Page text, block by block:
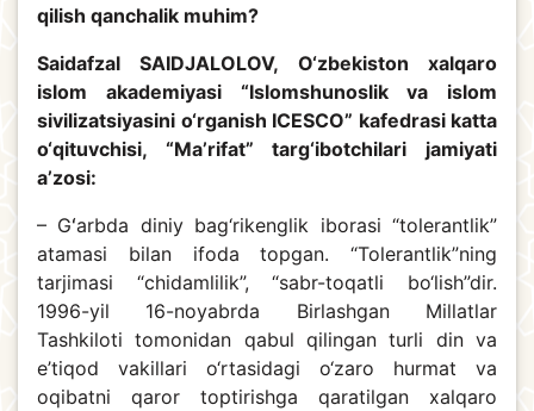
qilish qanchalik muhim?
Saidafzal SAIDJALOLOV, O‘zbekiston xalqaro
islom akademiyasi “Islomshunoslik va islom
sivilizatsiyasini o‘rganish ICESCO” kafedrasi katta
o‘qituvchisi, “Ma’rifat” targ‘ibotchilari jamiyati
a’zosi:
– Gʻarbda diniy bag‘rikenglik iborasi “tolerantlik”
atamasi bilan ifoda topgan. “Tolerantlik”ning
tarjimasi “chidamlilik”, “sabr-toqatli bo‘lish”dir.
1996-yil 16-noyabrda Birlashgan Millatlar
Tashkiloti tomonidan qabul qilingan turli din va
e’tiqod vakillari o‘rtasidagi o‘zaro hurmat va
oqibatni qaror toptirishga qaratilgan xalqaro